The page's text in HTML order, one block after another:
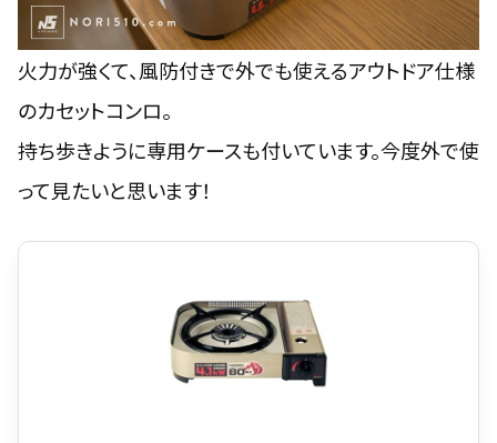
火力が強くて、風防付きで外でも使えるアウトドア仕様
のカセットコンロ。
持ち歩きように専用ケースも付いています。今度外で使
って見たいと思います！